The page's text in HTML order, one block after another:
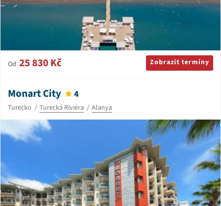
Od 25 830 Kč Zobrazit termíny
Monart City 4
Turecko Turecká Riviéra Alanya